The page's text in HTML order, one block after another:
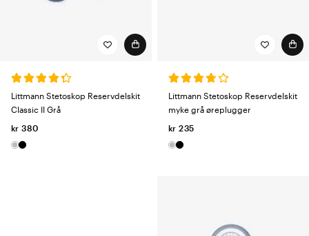
Littmann Stetoskop Reservdelskit
Classic II Grå
kr 380
Littmann Stetoskop Reservdelskit
myke grå øreplugger
kr 235